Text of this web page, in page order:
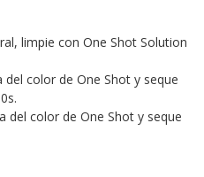
limpie con One Shot Solution
del color de One Shot y seque
del color de One Shot y seque